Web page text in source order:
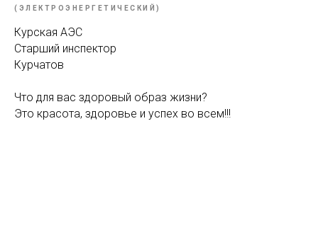
(ЭЛЕКТРОЭНЕРГЕТИЧЕСКИЙ)
Курская АЭС
Старший инспектор
Курчатов
Что для вас здоровый образ жизни?
Это красота, здоровье и успех во всем!!!